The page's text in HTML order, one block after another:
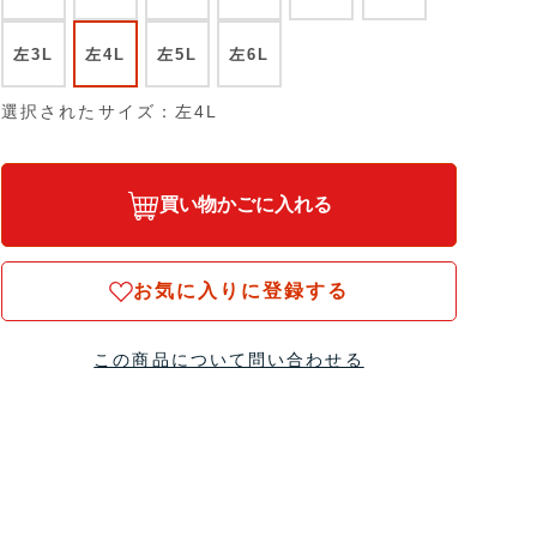
左3L 左4L 左5L 左6L
選択されたサイズ：左4L
買い物かごに入れる
お気に入りに登録する
この商品について問い合わせる